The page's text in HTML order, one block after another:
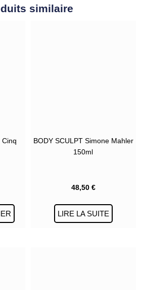
similaire
BODY SCULPT Simone Mahler
150ml
48,50 €
LIRE LA SUITE